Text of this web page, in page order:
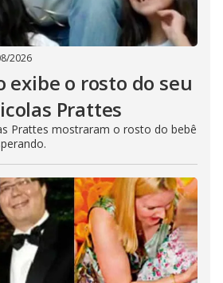
2026
exibe o rosto do seu
Prattes
Prattes mostraram o rosto do bebê